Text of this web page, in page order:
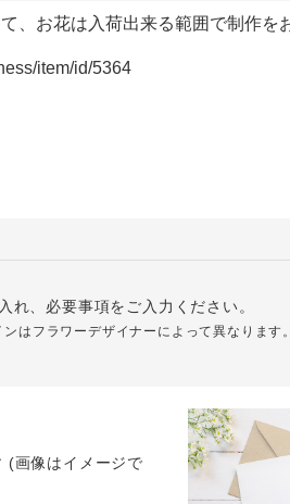
れ、必要事項をご入力ください。
はフラワーデザイナーによって異なります。
(画像はイメージで